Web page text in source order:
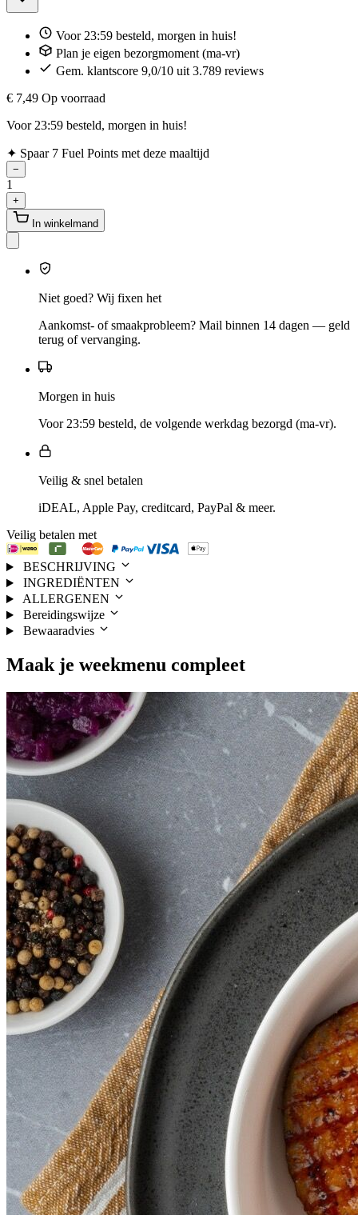
Voor 23:59 besteld, morgen in huis!
Plan je eigen bezorgmoment (ma-vr)
Gem. klantscore 9,0/10 uit 3.789 reviews
€ 7,49 Op voorraad
Voor 23:59 besteld, morgen in huis!
✦ Spaar 7 Fuel Points met deze maaltijd
−
1
+
In winkelmand
Niet goed? Wij fixen het
Aankomst- of smaakprobleem? Mail binnen 14 dagen — geld
terug of vervanging.
Morgen in huis
Voor 23:59 besteld, de volgende werkdag bezorgd (ma-vr).
Veilig & snel betalen
iDEAL, Apple Pay, creditcard, PayPal & meer.
Veilig betalen met
BESCHRIJVING
INGREDIËNTEN
ALLERGENEN
Bereidingswijze
Bewaaradvies
Maak je weekmenu compleet